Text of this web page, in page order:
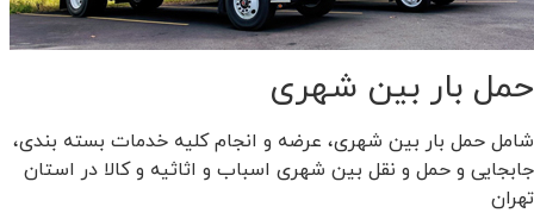
حمل بار بین شهری
شامل حمل بار بین شهری، عرضه و انجام کلیه خدمات بسته بندی،
جابجایی و حمل و نقل بین شهری اسباب و اثاثیه و کالا در استان
تهران